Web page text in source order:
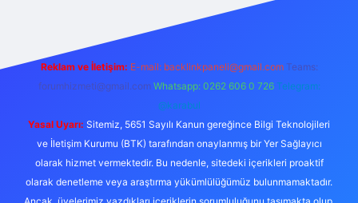
Reklam ve İletişim: E-mail: backlinkpaneli@gmail.com Teams:
forumhizmeti@gmail.com Whatsapp: 0262 606 0 726 Telegram:
@karabul
Yasal Uyarı: Sitemiz, 5651 Sayılı Kanun gereğince Bilgi Teknolojileri
ve İletişim Kurumu (BTK) tarafından onaylanmış bir Yer Sağlayıcı
olarak hizmet vermektedir. Bu nedenle, sitedeki içerikleri proaktif
olarak denetleme veya araştırma yükümlülüğümüz bulunmamaktadır.